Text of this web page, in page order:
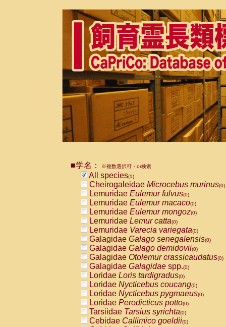
■学名： ※複数選択可・or検索
All species(1)
Cheirogaleidae Microcebus murinus(0)
Lemuridae Eulemur fulvus(0)
Lemuridae Eulemur macaco(0)
Lemuridae Eulemur mongoz(0)
Lemuridae Lemur catta(0)
Lemuridae Varecia variegata(0)
Galagidae Galago senegalensis(0)
Galagidae Galago demidovii(0)
Galagidae Otolemur crassicaudatus(0)
Galagidae Galagidae spp.(0)
Loridae Loris tardigradus(0)
Loridae Nycticebus coucang(0)
Loridae Nycticebus pygmaeus(0)
Loridae Perodicticus potto(0)
Tarsiidae Tarsius syrichta(0)
Cebidae Callimico goeldii(0)